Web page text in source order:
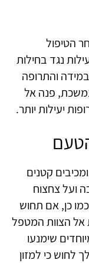
הטיפול
נגד בחילות
והתרופה
פנה אל
יעילות יותר.
קטנים
ועל צחצוח
כמו כן, אם תחוש
אל הצוות המטפל
שימנעו
לחוש כי למזון